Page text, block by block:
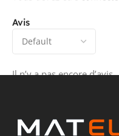
Avis
Il n’y a pas encore d’avis.